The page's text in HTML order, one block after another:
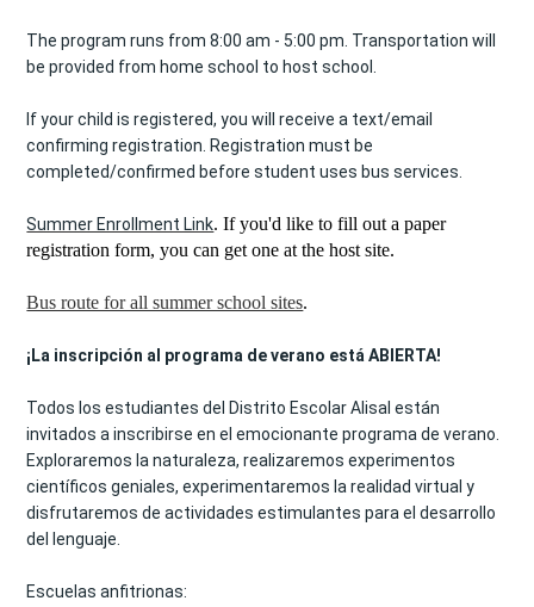
The program runs from 8:00 am - 5:00 pm. Transportation will
be provided from home school to host school.
If your child is registered, you will receive a text/email
confirming registration. Registration must be
completed/confirmed before student uses bus services.
Summer Enrollment Link. If you'd like to fill out a paper
registration form, you can get one at the host site.
Bus route for all summer school sites.
¡La inscripción al programa de verano está ABIERTA!
Todos los estudiantes del Distrito Escolar Alisal están
invitados a inscribirse en el emocionante programa de verano.
Exploraremos la naturaleza, realizaremos experimentos
científicos geniales, experimentaremos la realidad virtual y
disfrutaremos de actividades estimulantes para el desarrollo
del lenguaje.
Escuelas anfitrionas: